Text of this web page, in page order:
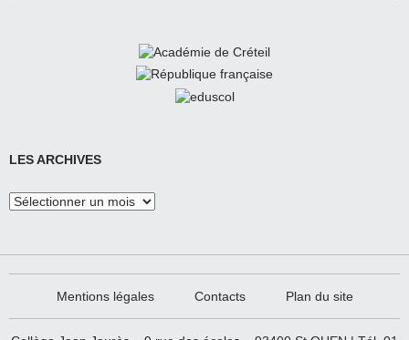
LES ARCHIVES
Les
Mentions légales Contacts Plan du site